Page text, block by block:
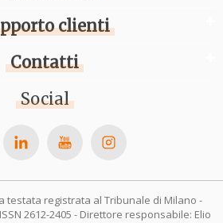
clienti
Contatti
Social
testata registrata al Tribunale di Milano -
2612-2405 - Direttore responsabile: Elio